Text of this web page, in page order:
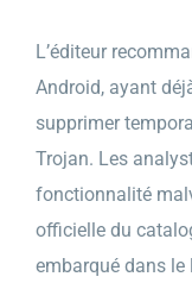
L’éditeur
Android, ayant
supprimer
Trojan. Les
fonctionnalité
officielle du
embarqué dans